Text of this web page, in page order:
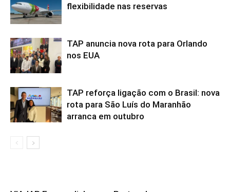
flexibilidade nas reservas
TAP anuncia nova rota para Orlando
nos EUA
TAP reforça ligação com o Brasil: nova
rota para São Luís do Maranhão
arranca em outubro